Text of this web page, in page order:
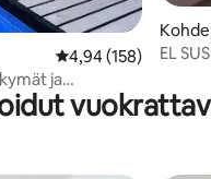
Keskimääräinen
4,94 (158)
ja
Kohde
EL